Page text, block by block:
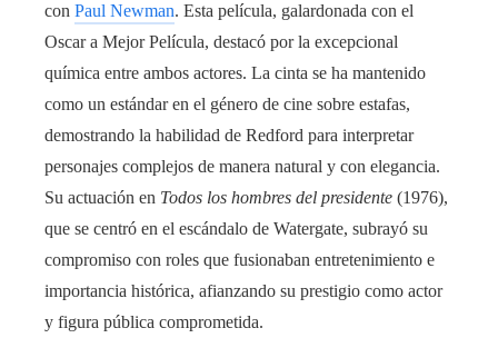
con Paul Newman. Esta película, galardonada con el
Oscar a Mejor Película, destacó por la excepcional
química entre ambos actores. La cinta se ha mantenido
como un estándar en el género de cine sobre estafas,
demostrando la habilidad de Redford para interpretar
personajes complejos de manera natural y con elegancia.
Su actuación en Todos los hombres del presidente (1976),
que se centró en el escándalo de Watergate, subrayó su
compromiso con roles que fusionaban entretenimiento e
importancia histórica, afianzando su prestigio como actor
y figura pública comprometida.